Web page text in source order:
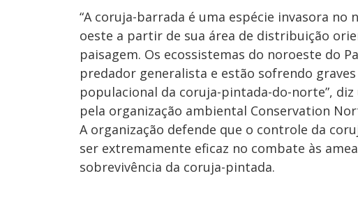
“A coruja-barrada é uma espécie invasora no
oeste a partir de sua área de distribuição
paisagem. Os ecossistemas do noroeste do
predador generalista e estão sofrendo
populacional da coruja-pintada-do-norte”,
pela organização ambiental Conservation
A organização defende que o controle da
ser extremamente eficaz no combate às
sobrevivência da coruja-pintada.